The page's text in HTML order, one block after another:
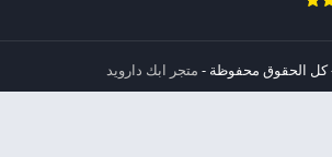
متجر ابك دارويد